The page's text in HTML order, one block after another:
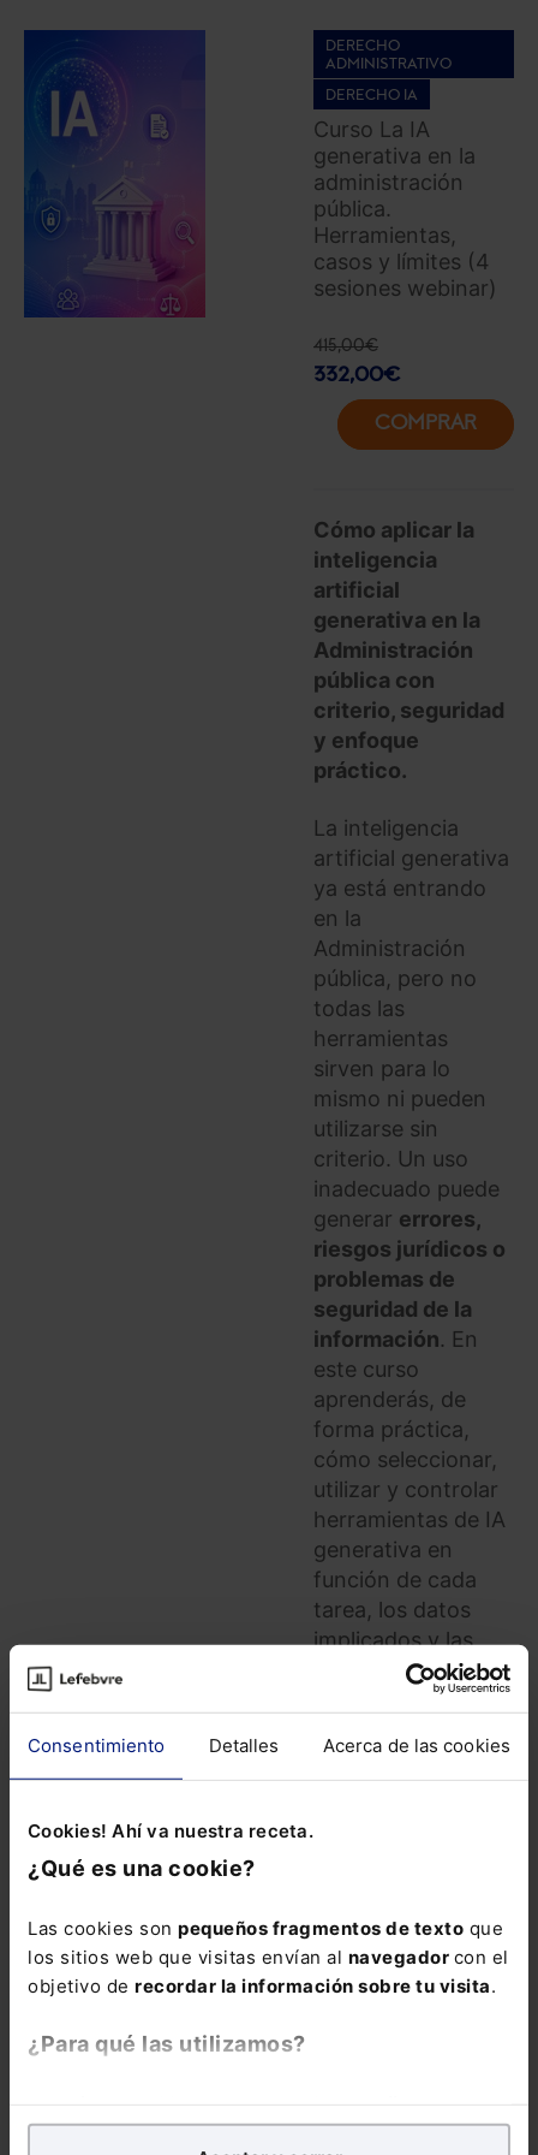
Consentimiento Detalles Acerca de las cookies
Cookies! Ahí va nuestra receta.
¿Qué es una cookie?
Las cookies son pequeños fragmentos de texto que
los sitios web que visitas envían al navegador con el
objetivo de recordar la información sobre tu visita.
¿Para qué las utilizamos?
analíticospara tratar demejorar tu experienciaen
DERECHO
ADMINISTRATIVO
DERECHO IA
Curso La IA
generativa en la
administración
pública.
Herramientas,
casos y límites (4
sesiones webinar)
415,00€
332,00€
COMPRAR
Cómo aplicar la
inteligencia
artificial
generativa en la
Administración
pública con
criterio, seguridad
y enfoque
práctico.
La inteligencia
artificial generativa
ya está entrando
en la
Administración
pública, pero no
todas las
herramientas
sirven para lo
mismo ni pueden
utilizarse sin
criterio. Un uso
inadecuado puede
generar errores,
riesgos jurídicos o
problemas de
seguridad de la
información. En
este curso
aprenderás, de
forma práctica,
cómo seleccionar,
utilizar y controlar
herramientas de IA
generativa en
función de cada
tarea, los datos
implicados y las
exigencias
normativas, con
aplicables desde el
primer momento.
Administración
Públicaen formato
electrónico durante